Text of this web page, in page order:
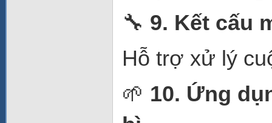
🔧 9. Kết cấu
Hỗ trợ xử lý
🌱 10. Ứng